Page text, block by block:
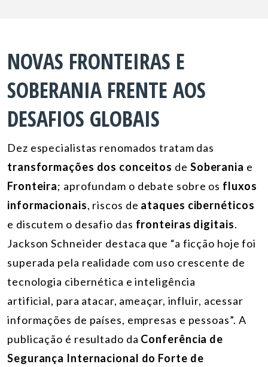
NOVAS FRONTEIRAS E
SOBERANIA FRENTE AOS
DESAFIOS GLOBAIS
Dez especialistas renomados tratam das
transformações dos conceitos de Soberania e
Fronteira; aprofundam o debate sobre os fluxos
informacionais, riscos de ataques cibernéticos
e discutem o desafio das fronteiras digitais.
Jackson Schneider destaca que “a ficção hoje foi
superada pela realidade com uso crescente de
tecnologia cibernética e inteligência
artificial, para atacar, ameaçar, influir, acessar
informações de países, empresas e pessoas”. A
publicação é resultado da Conferência de
Segurança Internacional do Forte de